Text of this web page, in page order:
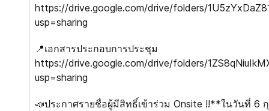
https://drive.google.com/drive/folders/
usp=sharing
📍เอกสารประกอบการประชุม
https://drive.google.com/drive/folders/
usp=sharing
📣ประกาศรายชื่อผู้มีสิทธิ์เข้าร่วม Onsite ‼️**ในวันที่ 6